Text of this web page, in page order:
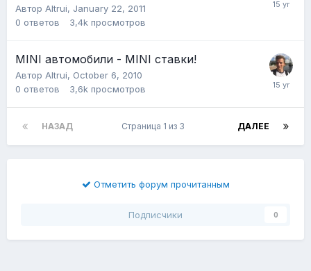
Автор Altrui, January 22, 2011
0 ответов 3,4k просмотров
MINI автомобили - MINI ставки!
Автор Altrui, October 6, 2010
0 ответов 3,6k просмотров
НАЗАД ДАЛЕЕ
Страница 1 из 3
Отметить форум прочитанным
Подписчики 0